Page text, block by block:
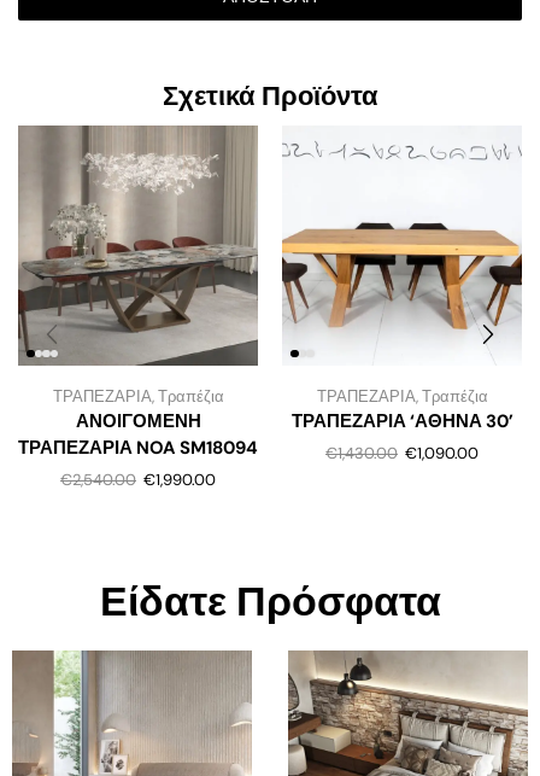
Σχετικά Προϊόντα
ΤΡΑΠΕΖΑΡΙΑ,Τραπέζια
ΑΝΟΙΓΟΜΕΝΗ
ΤΡΑΠΕΖΑΡΙΑ NOA SM18094
€2,540.00 €1,990.00
ΤΡΑΠΕΖΑΡΙΑ,Τραπέζια
ΤΡΑΠΕΖΑΡΙΑ ‘ΑΘΗΝΑ 30’
€1,430.00 €1,090.00
Είδατε Πρόσφατα